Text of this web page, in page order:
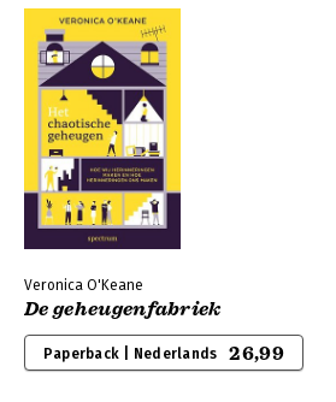
Veronica O'Keane
De geheugenfabriek
Paperback | Nederlands 26,99